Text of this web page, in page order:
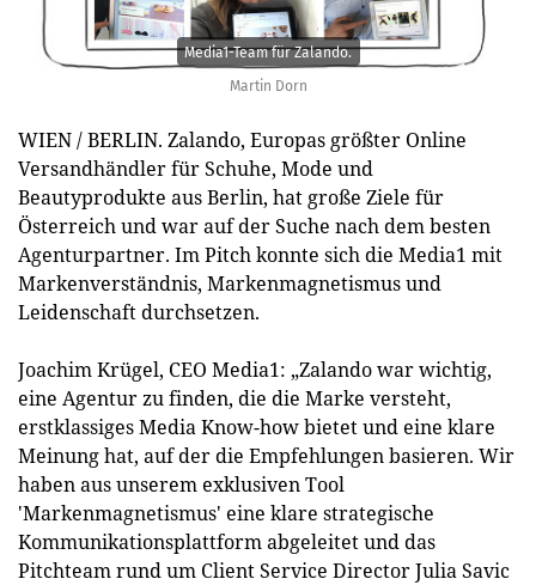
Martin Dorn
Media1-Team für Zalando.
WIEN / BERLIN. Zalando, Europas größter Online
Versandhändler für Schuhe, Mode und
Beautyprodukte aus Berlin, hat große Ziele für
Österreich und war auf der Suche nach dem besten
Agenturpartner. Im Pitch konnte sich die Media1 mit
Markenverständnis, Markenmagnetismus und
Leidenschaft durchsetzen.
Joachim Krügel, CEO Media1: „Zalando war wichtig,
eine Agentur zu finden, die die Marke versteht,
erstklassiges Media Know-how bietet und eine klare
Meinung hat, auf der die Empfehlungen basieren. Wir
haben aus unserem exklusiven Tool
'Markenmagnetismus' eine klare strategische
Kommunikationsplattform abgeleitet und das
Pitchteam rund um Client Service Director Julia Savic